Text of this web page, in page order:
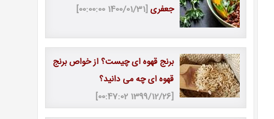
جعفری[1400/01/31 00:00:00]
برنج قهوه ای چیست؟ از خواص برنج
قهوه ای چه می دانید؟
[1399/12/26 00:47:02]